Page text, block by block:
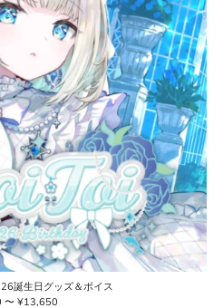
誕生日グッズ＆ボイス
通
〜 ¥13,650